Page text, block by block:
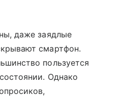
даже заядлые
смартфон.
пользуется
Однако